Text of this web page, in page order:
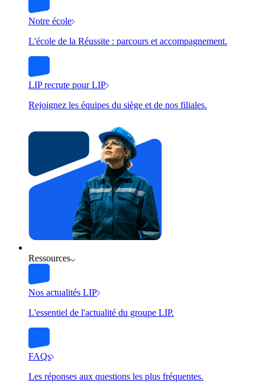
Notre école
L'école de la Réussite : parcours et accompagnement.
LIP recrute pour LIP
Rejoignez les équipes du siège et de nos filiales.
Ressources
Nos actualités LIP
L'essentiel de l'actualité du groupe LIP.
FAQs
Les réponses aux questions les plus fréquentes.